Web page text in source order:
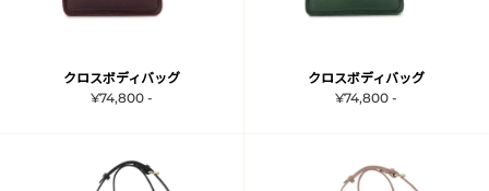
クロスボディバッグ
¥74,800 -
クロスボディバッグ
¥74,800 -